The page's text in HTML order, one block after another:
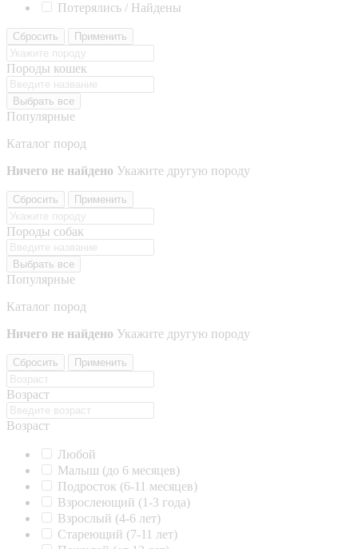
Потерялись / Найдены
Сбросить Применить
Породы кошек
Выбрать все
Популярные
Каталог пород
Ничего не найдено Укажите другую породу
Сбросить Применить
Породы собак
Выбрать все
Популярные
Каталог пород
Ничего не найдено Укажите другую породу
Сбросить Применить
Возраст
Возраст
Любой
Малыш (до 6 месяцев)
Подросток (6-11 месяцев)
Взрослеющий (1-3 года)
Взрослый (4-6 лет)
Стареющий (7-11 лет)